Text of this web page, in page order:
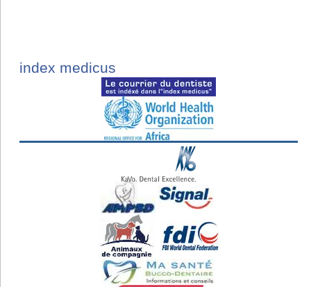
index medicus